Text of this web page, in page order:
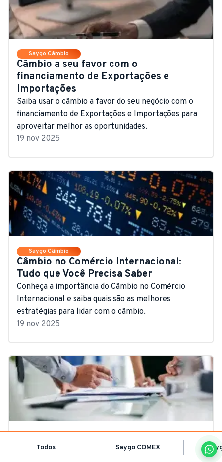
Todos Saygo COMEX
Saygo Câmbio
Câmbio a seu favor com o
financiamento de Exportações e
Importações
Saiba usar o câmbio a favor do seu negócio com o
financiamento de Exportações e Importações para
aproveitar melhor as oportunidades.
19 nov 2025
Saygo Câmbio
Câmbio no Comércio Internacional:
Tudo que Você Precisa Saber
Conheça a importância do Câmbio no Comércio
Internacional e saiba quais são as melhores
estratégias para lidar com o câmbio.
19 nov 2025
Documentação Cambial – o que é e para